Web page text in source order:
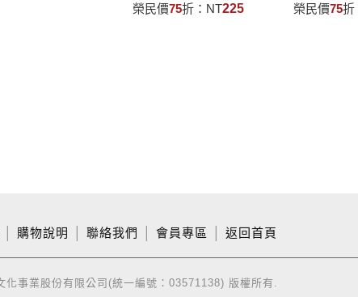
榮民價75折： NT225
榮民價75折
購物說明 聯絡我們 會員專區 返回首頁
事業股份有限公司(統一編號：03571138) 版權所有.